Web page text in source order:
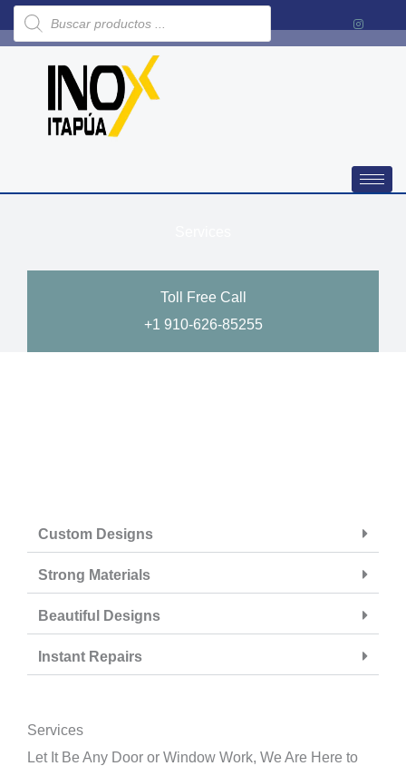
contenido
Búsqueda
de
productos
Toll Free Call
+1 910-626-85255
Services
Let It Be Any Door or Window Work, We Are Here to
Custom Designs
Strong Materials
Beautiful Designs
Instant Repairs